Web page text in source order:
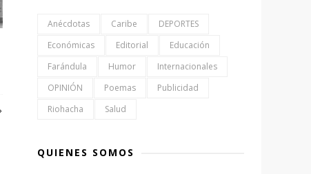
Anécdotas Caribe
DEPORTES
Económicas
Editorial
Educación
Farándula
Humor
Internacionales
OPINIÓN
Poemas
Publicidad
Riohacha
Salud
QUIENES SOMOS